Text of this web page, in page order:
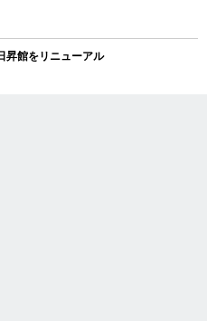
館をリニューアル